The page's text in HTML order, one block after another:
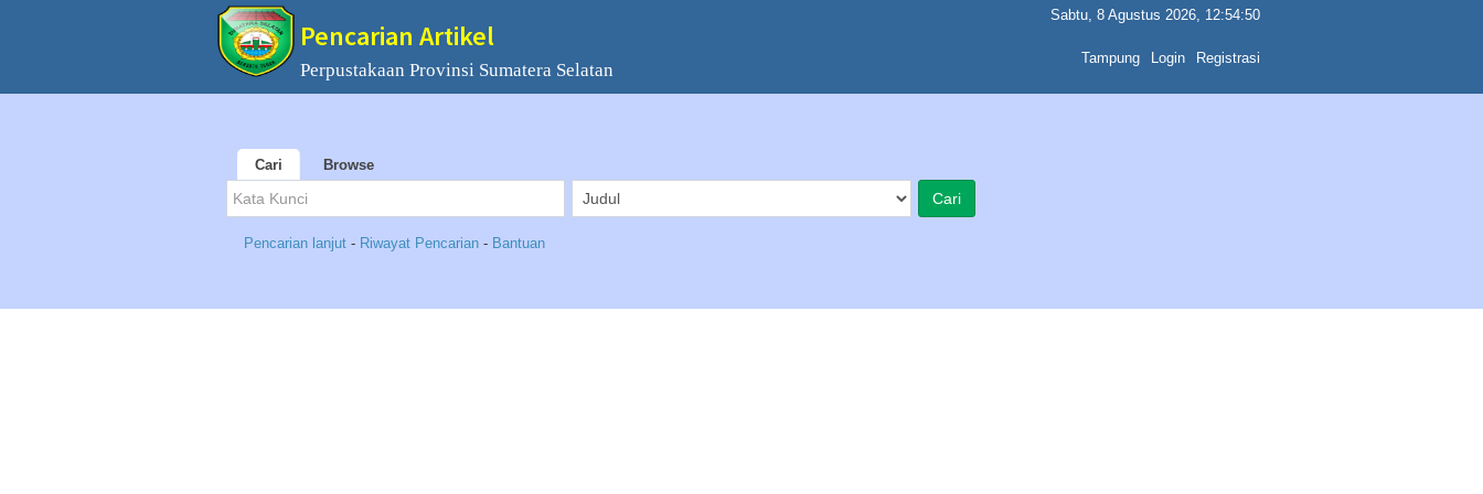
Pencarian Artikel
Perpustakaan Provinsi Sumatera Selatan
Sabtu, 8 Agustus 2026, 12:54:50
Tampung Login Registrasi
Cari Browse
Pencarian lanjut - Riwayat Pencarian - Bantuan